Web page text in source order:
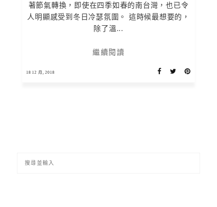
著節氣轉換，即使在四季如春的南台灣，也已令
人明顯感受到冬日冷瑟氛圍。 這時候最想要的，
除了溫...
繼續閱讀
18 12 月, 2018